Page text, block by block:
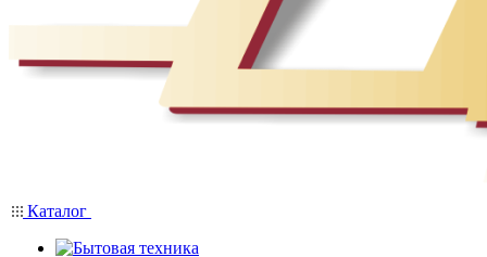
Каталог